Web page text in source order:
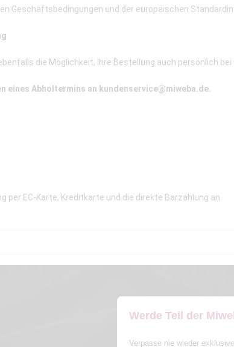
Geschäftsbedingungen und der europäischen
die Möglichkeit, Ihre Bestellung auch persönlich bei
eines Abholtermins an kundenservice@miweba.de
per EC-Karte, Kreditkarte und die direkte Barzahlung an.
Werde Teil der
Verpasse nie wieder